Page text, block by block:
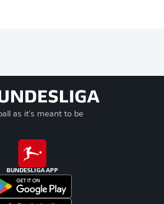
as it's meant to be
BUNDESLIGA APP